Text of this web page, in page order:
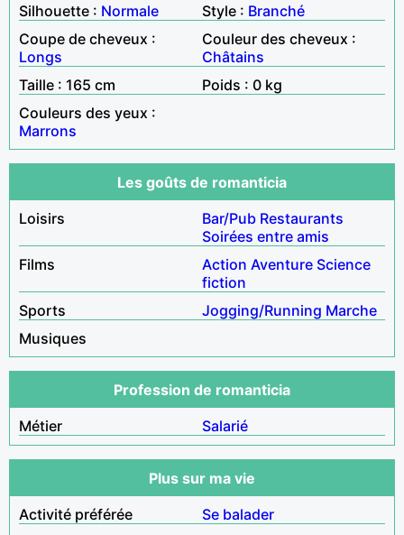
Silhouette : Normale Style : Branché
Coupe de cheveux :
Longs
Couleur des cheveux :
Châtains
Taille : 165 cm
Poids : 0 kg
Couleurs des yeux :
Marrons
Les goûts de romanticia
Loisirs
Bar/Pub Restaurants
Soirées entre amis
Films
Action Aventure Science
fiction
Sports
Jogging/Running Marche
Musiques
Profession de romanticia
Métier
Salarié
Plus sur ma vie
Activité préférée
Se balader